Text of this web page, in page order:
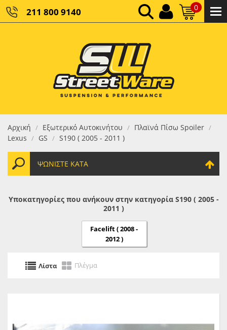
211 800 9140 0
ΚΑΘΑΡΌ ΣΎΝΟΛΟ:
ΤΕΛΙΚΌ ΣΎΝΟΛΟ:0,00 €
Αρχική / Εξωτερικό Αυτοκινήτου / Πλαϊνά Πίσω Spoiler /
Lexus / GS / S190 ( 2005 - 2011 )
ΨΩΝΊΣΤΕ ΚΑΤΆ
Υποκατηγορίες που ανήκουν στην κατηγορία S190 ( 2005 -
2011 )
Facelift ( 2008 -
2012 )
Λίστα Πλέγμα